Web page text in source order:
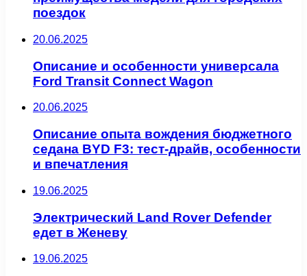
поездок
20.06.2025
Описание и особенности универсала
Ford Transit Connect Wagon
20.06.2025
Описание опыта вождения бюджетного
седана BYD F3: тест-драйв, особенности
и впечатления
19.06.2025
Электрический Land Rover Defender
едет в Женеву
19.06.2025